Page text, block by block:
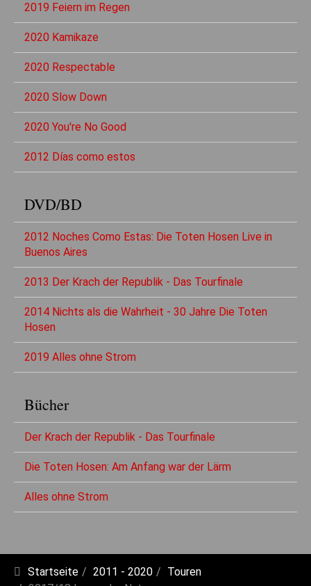
2019 Feiern im Regen
2020 Kamikaze
2020 Respectable
2020 Slow Down
2020 You're No Good
2012 Días como estos
DVD/BD
2012 Noches Como Estas: Die Toten Hosen Live in
Buenos Aires
2013 Der Krach der Republik - Das Tourfinale
2014 Nichts als die Wahrheit - 30 Jahre Die Toten
Hosen
2019 Alles ohne Strom
Bücher
Der Krach der Republik - Das Tourfinale
Die Toten Hosen: Am Anfang war der Lärm
Alles ohne Strom
Startseite 2011 - 2020
Touren